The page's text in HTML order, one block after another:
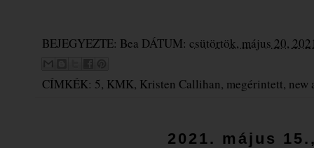
BEJEGYEZTE: Bea DÁTUM: csütörtök, május 20,
CÍMKÉK: 5, KMK, Kristen Callihan, megérintett, new
2021. május